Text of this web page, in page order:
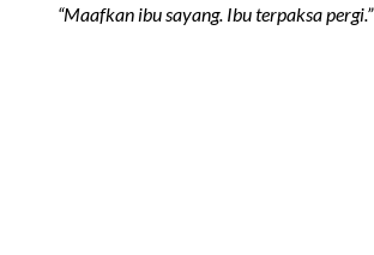
“Maafkan ibu sayang. Ibu terpaksa pergi.”